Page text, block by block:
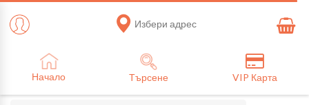
Избери адрес
Начало Търсене VIP Карта